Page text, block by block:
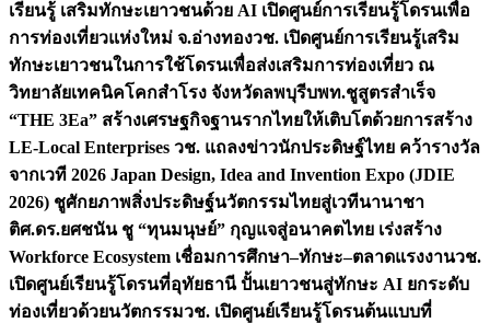
เรียนรู้ เสริมทักษะเยาวชนด้วย AI เปิดศูนย์การเรียนรู้โดรนเพื่อ
การท่องเที่ยวแห่งใหม่ จ.อ่างทองวช. เปิดศูนย์การเรียนรู้เสริม
ทักษะเยาวชนในการใช้โดรนเพื่อส่งเสริมการท่องเที่ยว ณ
วิทยาลัยเทคนิคโคกสำโรง จังหวัดลพบุรีบพท.ชูสูตรสำเร็จ
“THE 3Ea” สร้างเศรษฐกิจฐานรากไทยให้เติบโตด้วยการสร้าง
LE-Local Enterprises วช. แถลงข่าวนักประดิษฐ์ไทย คว้ารางวัล
จากเวที 2026 Japan Design, Idea and Invention Expo (JDIE
2026) ชูศักยภาพสิ่งประดิษฐ์นวัตกรรมไทยสู่เวทีนานาชา
ติศ.ดร.ยศชนัน ชู “ทุนมนุษย์” กุญแจสู่อนาคตไทย เร่งสร้าง
Workforce Ecosystem เชื่อมการศึกษา–ทักษะ–ตลาดแรงงานวช.
เปิดศูนย์เรียนรู้โดรนที่อุทัยธานี ปั้นเยาวชนสู่ทักษะ AI ยกระดับ
ท่องเที่ยวด้วยนวัตกรรมวช. เปิดศูนย์เรียนรู้โดรนต้นแบบที่